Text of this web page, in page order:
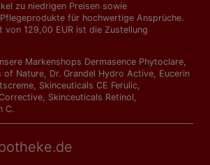
zu niedrigen Preisen sowie
für hochwertige Ansprüche.
von 129,00 EUR ist die Zustellung
Markenshops Dermasence Phytoclare
of Nature Dr. Grandel Hydro Active Eucerin
Skinceuticals CE Ferulic
Skinceuticals Retinol
C.